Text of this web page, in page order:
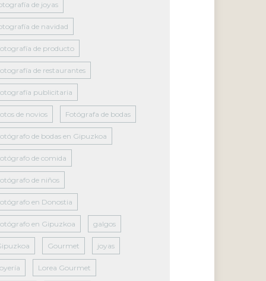
de joyas
de navidad
de producto
de restaurantes
publicitaria
de novios Fotógrafa de bodas
de bodas en Gipuzkoa
de comida
de niños
en Donostia
en Gipuzkoa galgos
Gourmet joyas
Lorea Gourmet